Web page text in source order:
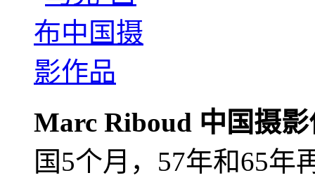
Marc Riboud 中国摄
国5个月，57年和65年